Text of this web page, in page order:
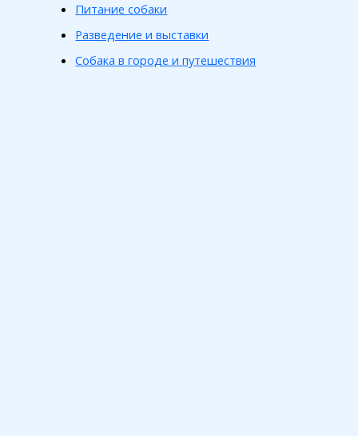
Питание собаки
Разведение и выставки
Собака в городе и путешествия